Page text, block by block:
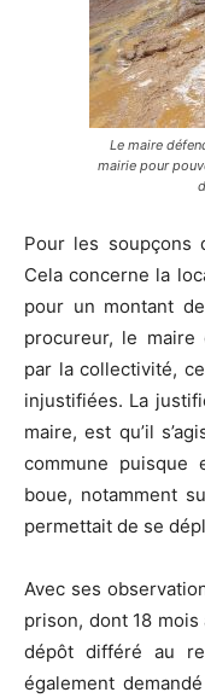
Le maire
mairie pour
Pour les soupçons
Cela concerne la
pour un montant
procureur, le maire
par la collectivité,
injustifiées. La
maire, est qu’il
commune
boue, notamment
permettait de se
Avec ses
prison, dont 18 mois
dépôt différé au
également